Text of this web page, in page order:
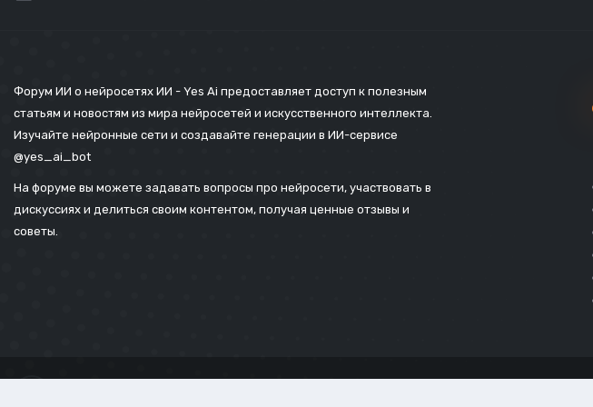
Форум ИИ о нейросетях ИИ - Yes Ai предоставляет доступ к полезным
статьям и новостям из мира нейросетей и искусственного интеллекта.
Изучайте нейронные сети и создавайте генерации в ИИ-сервисе
@yes_ai_bot
На форуме вы можете задавать вопросы про нейросети, участвовать в
дискуссиях и делиться своим контентом, получая ценные отзывы и
советы.